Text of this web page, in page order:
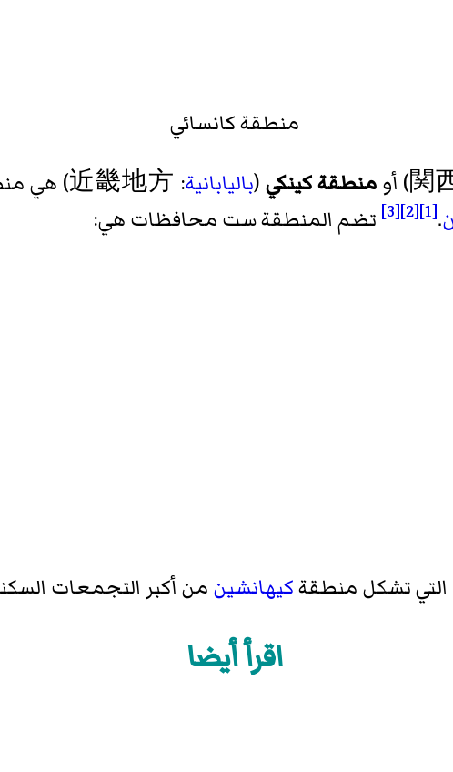
منطقة كانسائي
منطقة كينكي (باليابانية: 近畿地方) هي منطقة تقع في جنوب وسط
.
[1]
[2]
[3]
تضم المنطقة ست محافظات هي:
التي تشكل منطقةكيهانشين من أكبر التجمعات
اقرأ أيضا